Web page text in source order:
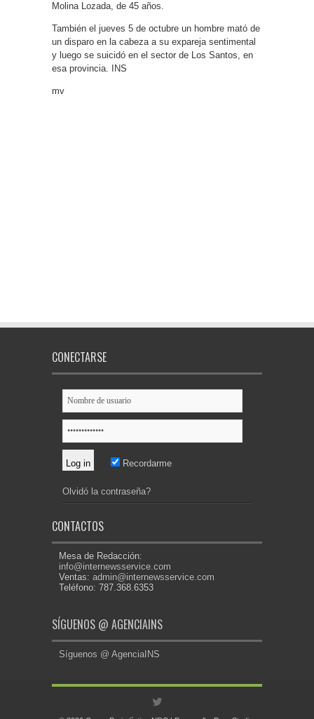
Molina Lozada, de 45 años.
También el jueves 5 de octubre un hombre mató de
un disparo en la cabeza a su expareja sentimental
y luego se suicidó en el sector de Los Santos, en
esa provincia. INS
mv
CONECTARSE
Recordarme
Olvidó la contraseña?
CONTACTOS
Mesa de Redacción:
info@internewsservice.com
Ventas: admin@internewsservice.com
Teléfono: 787.368.6353
SÍGUENOS @ AGENCIAINS
Síguenos @ AgenciaINS